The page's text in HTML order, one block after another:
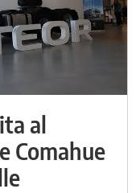
al
Comahue